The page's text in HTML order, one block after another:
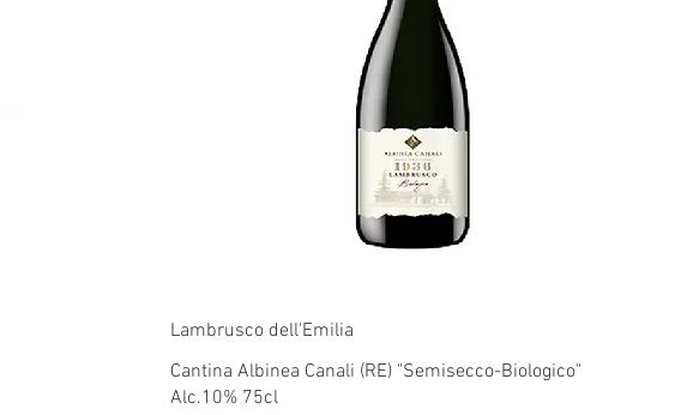
Lambrusco dell'Emilia
Cantina Albinea Canali (RE) "Semisecco-Biologico"
Alc.10% 75cl